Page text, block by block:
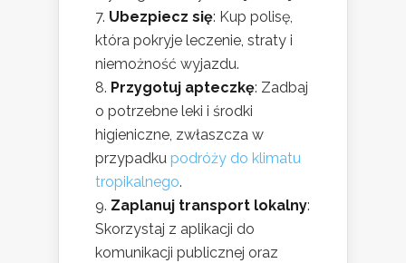
Ubezpiecz się: Kup polisę,
która pokryje leczenie, straty i
niemożność wyjazdu.
Przygotuj apteczkę: Zadbaj
o potrzebne leki i środki
higieniczne, zwłaszcza w
przypadku podróży do klimatu
tropikalnego.
Zaplanuj transport lokalny:
Skorzystaj z aplikacji do
komunikacji publicznej oraz